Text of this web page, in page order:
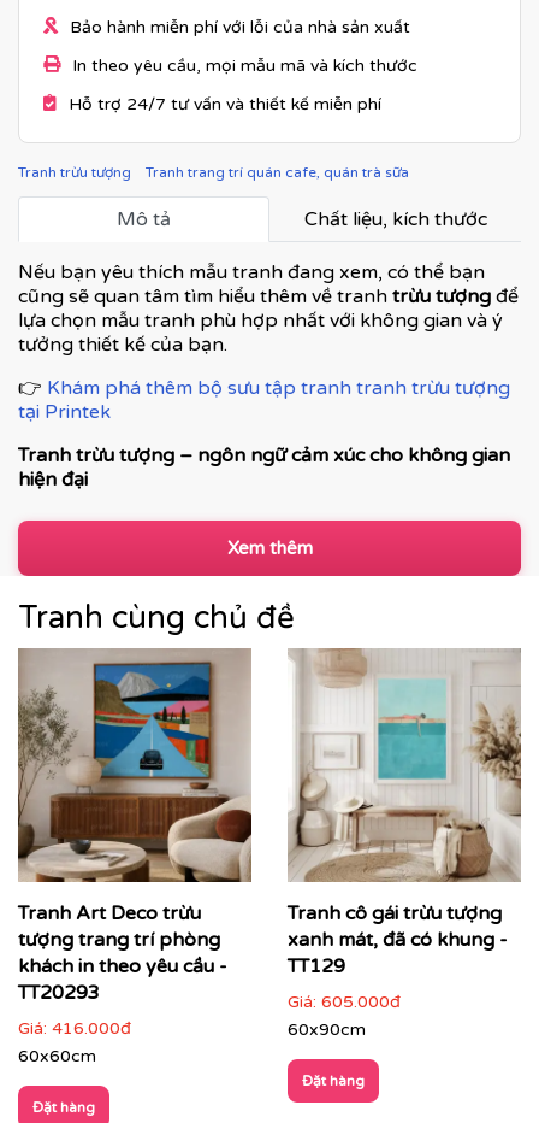
Bảo hành miễn phí với lỗi của nhà sản xuất
In theo yêu cầu, mọi mẫu mã và kích thước
Hỗ trợ 24/7 tư vấn và thiết kế miễn phí
Tranh trừu tượng Tranh trang trí quán cafe, quán trà sữa
Mô tả Chất liệu, kích thước
Nếu bạn yêu thích mẫu tranh đang xem, có thể bạn
cũng sẽ quan tâm tìm hiểu thêm về tranh trừu tượng để
lựa chọn mẫu tranh phù hợp nhất với không gian và ý
tưởng thiết kế của bạn.
👉 Khám phá thêm bộ sưu tập tranh tranh trừu tượng
tại Printek
Tranh trừu tượng – ngôn ngữ cảm xúc cho không gian
hiện đại
Tranh trừu tượngkhông mô tả thế giới theo hình khối
cụ thể, mà truyền tải cảm xúc, nhịp điệu và chiều sâu
thông qua màu sắc, đường nét và bố cục. Đây là dòng
cao cấp – nơi nghệ thuật trở thành
mỹvà cá tính của gia chủ hay thương hiệu.
Xem thêm
Tranh cùng chủ đề
Tranh Art Deco trừu
tượng trang trí phòng
khách in theo yêu cầu -
TT20293
Giá: 416.000đ
60x60cm
Đặt hàng
Tranh cô gái trừu tượng
xanh mát, đã có khung -
TT129
Giá: 605.000đ
60x90cm
Đặt hàng